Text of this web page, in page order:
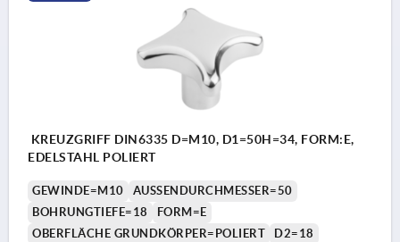
KREUZGRIFF DIN6335 D=M10, D1=50H=34, FORM:E,
EDELSTAHL POLIERT
GEWINDE=M10
AUSSENDURCHMESSER=50
BOHRUNGTIEFE=18
FORM=E
OBERFLÄCHE GRUNDKÖRPER=POLIERT
D2=18